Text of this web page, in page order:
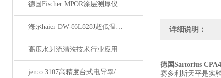
德国Fischer MPOR涂层测厚仪技术资料
海尔haier DW-86L828J超低温保存箱技术参数
高压水射流清洗技术行业应用
jenco 3107高精度台式电导率/盐度测试仪
详细说明：
德国Sartorius
赛多利斯天平是实